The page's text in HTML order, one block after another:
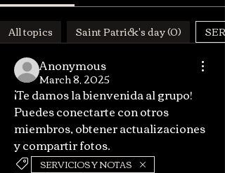
All topics Saint Patrick's day (0)
Anonymous
March 8, 2025
¡Te damos la bienvenida al grupo!
Puedes conectarte con otros
miembros, obtener actualizaciones
y compartir fotos.
SERVICIOS Y NOTAS